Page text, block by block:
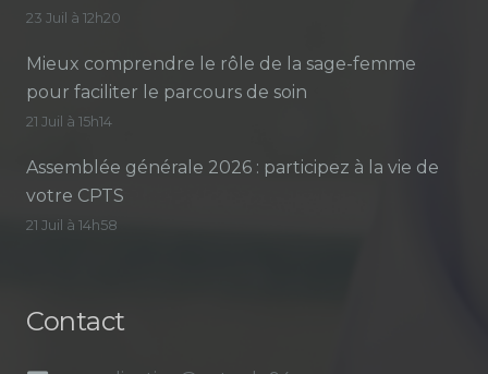
23 Juil à 12h20
Mieux comprendre le rôle de la sage-femme
pour faciliter le parcours de soin
21 Juil à 15h14
Assemblée générale 2026 : participez à la vie de
votre CPTS
21 Juil à 14h58
Contact